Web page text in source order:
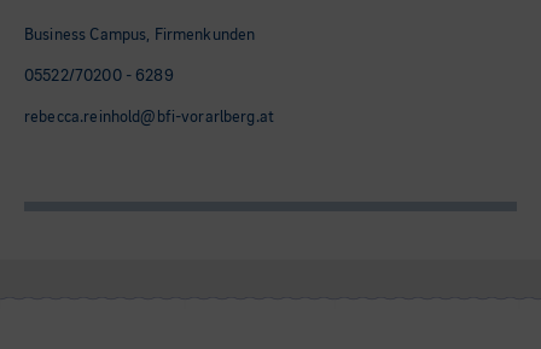
Business Campus, Firmenkunden
05522/70200 - 6289
rebecca.reinhold@bfi-vorarlberg.at